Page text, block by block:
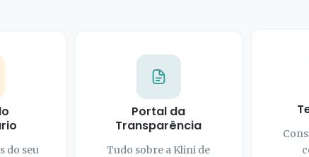
do seu
Portal da
Transparência
Tudo sobre a Klini de